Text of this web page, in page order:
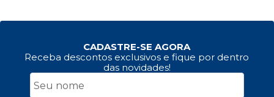
CADASTRE-SE AGORA
Receba descontos exclusivos e fique por dentro
das novidades!